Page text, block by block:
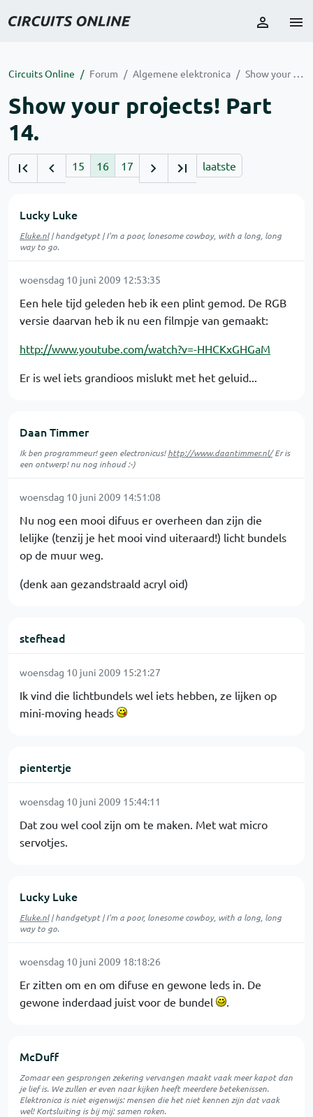
Circuits Online Forum Algemene elektronica Show your projects! Part 14.
Show your projects! Part
14.
15 16 17 laatste
Lucky Luke
Eluke.nl| handgetypt | I'm a poor, lonesome cowboy, with a long, long
way to go.
woensdag 10 juni 2009 12:53:35
Een hele tijd geleden heb ik een plint gemod. De RGB
versie daarvan heb ik nu een filmpje van gemaakt:
http://www.youtube.com/watch?v=-HHCKxGHGaM
Er is wel iets grandioos mislukt met het geluid...
Daan Timmer
Ik ben programmeur! geen electronicus!http://www.daantimmer.nl/Er is
een ontwerp! nu nog inhoud :-)
woensdag 10 juni 2009 14:51:08
Nu nog een mooi difuus er overheen dan zijn die
lelijke (tenzij je het mooi vind uiteraard!) licht bundels
op de muur weg.
(denk aan gezandstraald acryl oid)
stefhead
woensdag 10 juni 2009 15:21:27
Ik vind die lichtbundels wel iets hebben, ze lijken op
mini-moving heads
pientertje
woensdag 10 juni 2009 15:44:11
Dat zou wel cool zijn om te maken. Met wat micro
servotjes.
Lucky Luke
Eluke.nl| handgetypt | I'm a poor, lonesome cowboy, with a long, long
way to go.
woensdag 10 juni 2009 18:18:26
Er zitten om en om difuse en gewone leds in. De
gewone inderdaad juist voor de bundel
.
McDuff
Zomaar een gesprongen zekering vervangen maakt vaak meer kapot dan
je lief is. We zullen er even naar kijken heeft meerdere betekenissen.
Elektronica is niet eigenwijs: mensen die het niet kennen zijn dat vaak
wel! Kortsluiting is bij mij: samen roken.